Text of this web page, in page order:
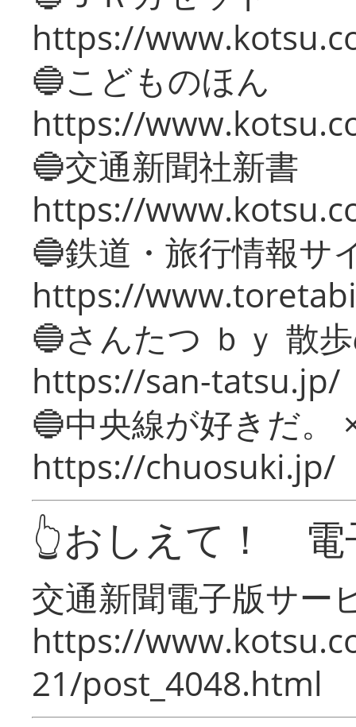
https://
🔵こどものほん
https://
🔵交通新聞社新書
https://
🔵鉄道・旅行情報サ
https://
🔵さんたつ ｂｙ 散
https://san-tatsu.jp/
🔵中央線が好きだ。
https://chuosuki.jp/
👆おしえて！ 電
交通新聞電子版サー
https://
21/post_4048.html